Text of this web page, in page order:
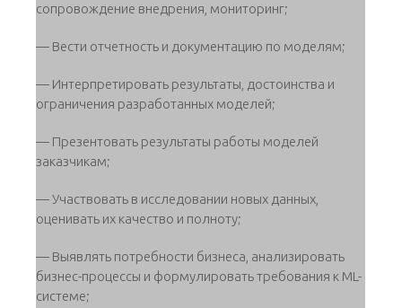
сопровождение внедрения, мониторинг;
— Вести отчетность и документацию по моделям;
— Интерпретировать результаты, достоинства и
ограничения разработанных моделей;
— Презентовать результаты работы моделей
заказчикам;
— Участвовать в исследовании новых данных,
оценивать их качество и полноту;
— Выявлять потребности бизнеса, анализировать
бизнес-процессы и формулировать требования к ML-
системе;